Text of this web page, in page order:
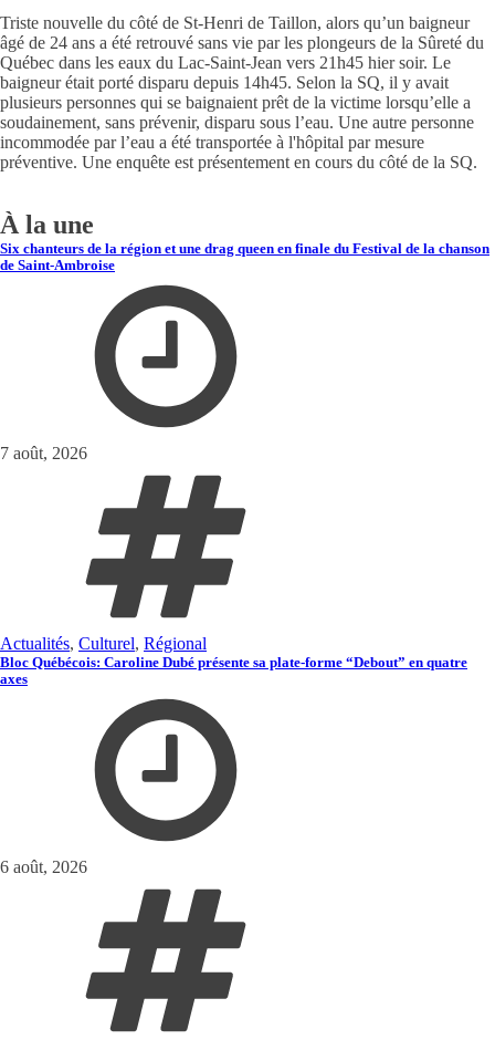
Triste nouvelle du côté de St-Henri de Taillon, alors qu’un baigneur
âgé de 24 ans a été retrouvé sans vie par les plongeurs de la Sûreté du
Québec dans les eaux du Lac-Saint-Jean vers 21h45 hier soir. Le
baigneur était porté disparu depuis 14h45. Selon la SQ, il y avait
plusieurs personnes qui se baignaient prêt de la victime lorsqu’elle a
soudainement, sans prévenir, disparu sous l’eau. Une autre personne
incommodée par l’eau a été transportée à l'hôpital par mesure
préventive. Une enquête est présentement en cours du côté de la SQ.
À la une
Six chanteurs de la région et une drag queen en finale du Festival de la chanson
de Saint-Ambroise
7 août, 2026
Actualités, Culturel, Régional
Bloc Québécois: Caroline Dubé présente sa plate-forme “Debout” en quatre
axes
6 août, 2026